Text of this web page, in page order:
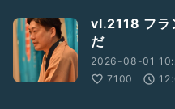
vl.2118 フラ
だ
2026-08-01
7100